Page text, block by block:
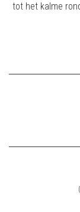
tot het kalme